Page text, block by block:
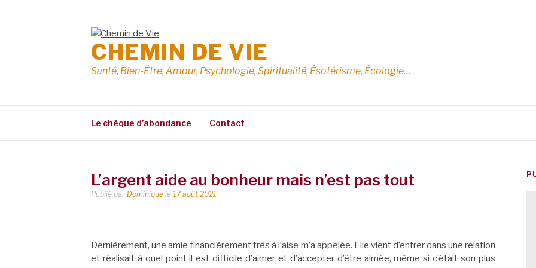
CHEMIN DE VIE
Santé, Bien-Être, Amour, Psychologie, Spiritualité, Ésotérisme, Écologie…
Le chèque d’abondance Contact
L’argent aide au bonheur mais n’est pas tout
Publié par Dominique le 17 août 2021
Dernièrement, une amie financièrement très à l’aise m’a appelée. Elle vient d’entrer dans une relation
et réalisait à quel point il est difficile d’aimer et d’accepter d’être aimée, même si c’était son plus